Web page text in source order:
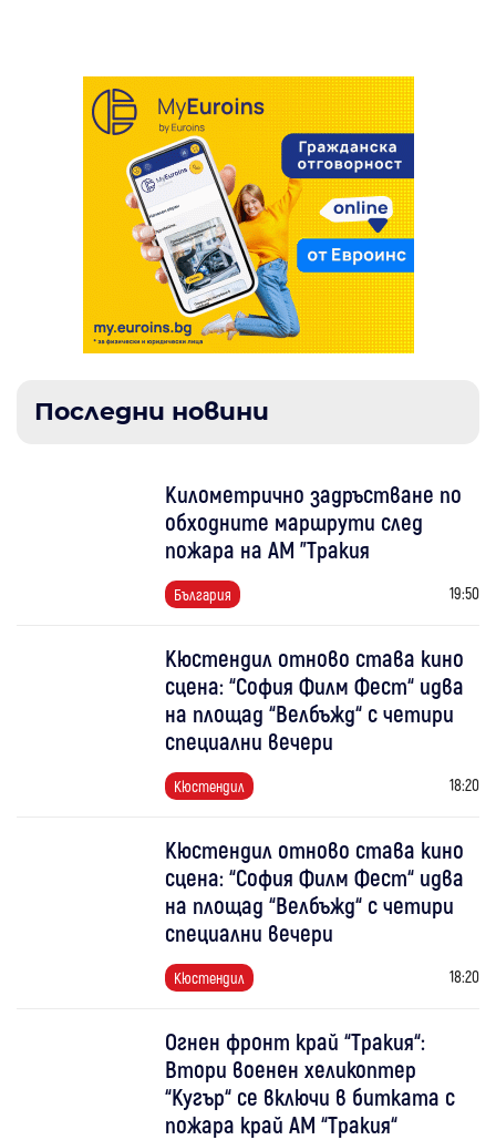
Последни новини
Километрично задръстване по
обходните маршрути след
пожара на АМ "Тракия
България 19:50
Кюстендил отново става кино
сцена: “София Филм Фест“ идва
на площад “Велбъжд“ с четири
специални вечери
Кюстендил 18:20
Кюстендил отново става кино
сцена: “София Филм Фест“ идва
на площад “Велбъжд“ с четири
специални вечери
Кюстендил 18:20
Огнен фронт край “Тракия“:
Втори военен хеликоптер
“Кугър“ се включи в битката с
пожара край АМ “Тракия“